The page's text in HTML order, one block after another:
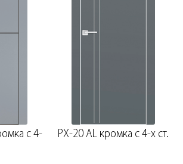
с 4-
PX-20 AL кромка с 4-х ст.